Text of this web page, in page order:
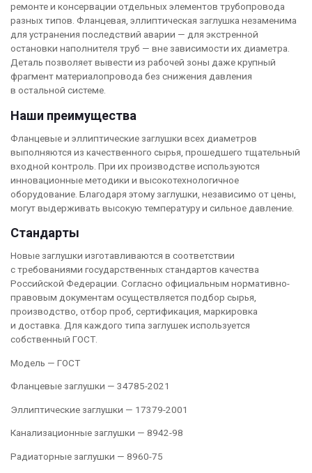
ремонте и консервации отдельных элементов трубопровода
разных типов. Фланцевая, эллиптическая заглушка незаменима
для устранения последствий аварии — для экстренной
остановки наполнителя труб — вне зависимости их диаметра.
Деталь позволяет вывести из рабочей зоны даже крупный
фрагмент материалопровода без снижения давления
в остальной системе.
Наши преимущества
Фланцевые и эллиптические заглушки всех диаметров
выполняются из качественного сырья, прошедшего тщательный
входной контроль. При их производстве используются
инновационные методики и высокотехнологичное
оборудование. Благодаря этому заглушки, независимо от цены,
могут выдерживать высокую температуру и сильное давление.
Стандарты
Новые заглушки изготавливаются в соответствии
с требованиями государственных стандартов качества
Российской Федерации. Согласно официальным нормативно-
правовым документам осуществляется подбор сырья,
производство, отбор проб, сертификация, маркировка
и доставка. Для каждого типа заглушек используется
собственный ГОСТ.
Модель — ГОСТ
Фланцевые заглушки — 34785-2021
Эллиптические заглушки — 17379-2001
Канализационные заглушки — 8942-98
Радиаторные заглушки — 8960-75